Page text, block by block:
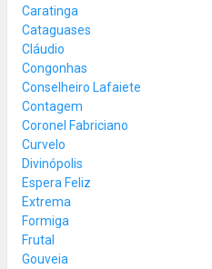
Caratinga
Cataguases
Cláudio
Congonhas
Conselheiro Lafaiete
Contagem
Coronel Fabriciano
Curvelo
Divinópolis
Espera Feliz
Extrema
Formiga
Frutal
Gouveia